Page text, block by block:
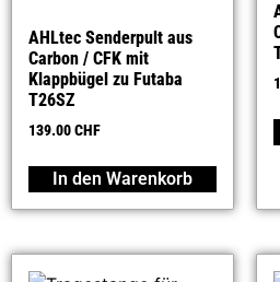
AHLtec Senderpult aus
Carbon / CFK mit
Klappbügel zu Futaba
T26SZ
139.00CHF
In den Warenkorb